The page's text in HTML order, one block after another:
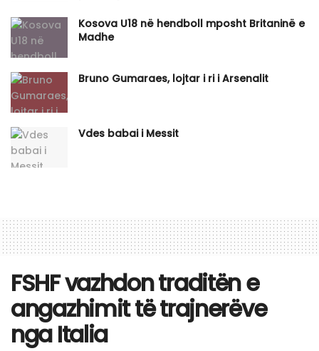
Kosova U18 në hendboll mposht Britaninë e
Madhe
Bruno Gumaraes, lojtar i ri i Arsenalit
Vdes babai i Messit
FSHF vazhdon traditën e
angazhimit të trajnerëve
nga Italia